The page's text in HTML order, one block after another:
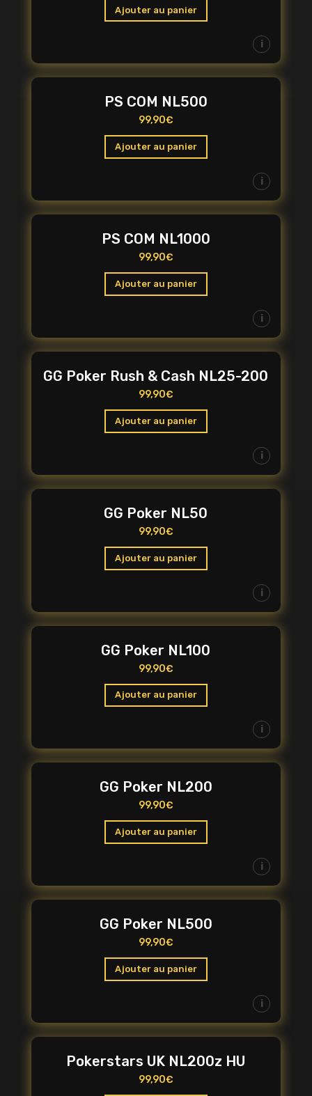
Ajouter au panier
i
PS COM NL500
99,90€
Ajouter au panier
i
PS COM NL1000
99,90€
Ajouter au panier
i
GG Poker Rush & Cash NL25-200
99,90€
Ajouter au panier
i
GG Poker NL50
99,90€
Ajouter au panier
i
GG Poker NL100
99,90€
Ajouter au panier
i
GG Poker NL200
99,90€
Ajouter au panier
i
GG Poker NL500
99,90€
Ajouter au panier
i
Pokerstars UK NL200z HU
99,90€